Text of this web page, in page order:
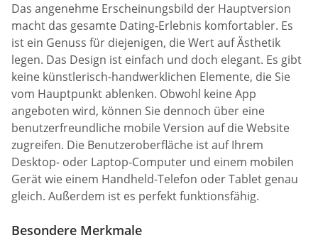
Das angenehme Erscheinungsbild der Hauptversion
macht das gesamte Dating-Erlebnis komfortabler. Es
ist ein Genuss für diejenigen, die Wert auf Ästhetik
legen. Das Design ist einfach und doch elegant. Es gibt
keine künstlerisch-handwerklichen Elemente, die Sie
vom Hauptpunkt ablenken. Obwohl keine App
angeboten wird, können Sie dennoch über eine
benutzerfreundliche mobile Version auf die Website
zugreifen. Die Benutzeroberfläche ist auf Ihrem
Desktop- oder Laptop-Computer und einem mobilen
Gerät wie einem Handheld-Telefon oder Tablet genau
gleich. Außerdem ist es perfekt funktionsfähig.
Besondere Merkmale